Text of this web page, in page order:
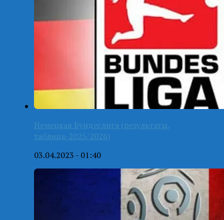
Немецкая Бундеслига (результаты,
таблица-2025/2026)
03.04.2023 - 01:40